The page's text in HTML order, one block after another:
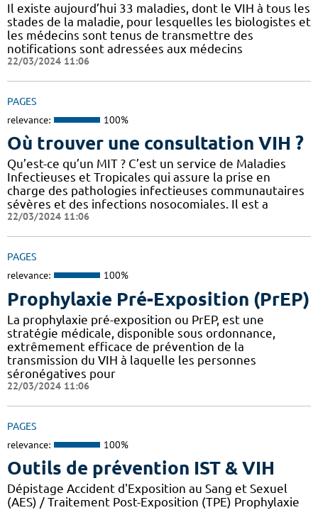
Il existe aujourd’hui 33 maladies, dont le VIH à tous les
stades de la maladie, pour lesquelles les biologistes et
les médecins sont tenus de transmettre des
notifications sont adressées aux médecins
22/03/2024 11:06
PAGES
relevance: 100%
Où trouver une consultation VIH ?
Qu’est-ce qu’un MIT ? C’est un service de Maladies
Infectieuses et Tropicales qui assure la prise en
charge des pathologies infectieuses communautaires
sévères et des infections nosocomiales. Il est a
22/03/2024 11:06
PAGES
relevance: 100%
Prophylaxie Pré-Exposition (PrEP)
La prophylaxie pré-exposition ou PrEP, est une
stratégie médicale, disponible sous ordonnance,
extrêmement efficace de prévention de la
transmission du VIH à laquelle les personnes
séronégatives pour
22/03/2024 11:06
PAGES
relevance: 100%
Outils de prévention IST & VIH
Dépistage Accident d'Exposition au Sang et Sexuel
(AES) / Traitement Post-Exposition (TPE) Prophylaxie